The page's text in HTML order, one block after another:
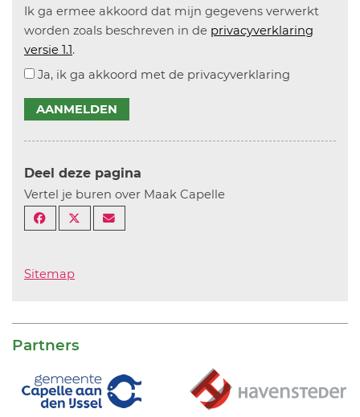
Ik ga ermee akkoord dat mijn gegevens verwerkt
worden zoals beschreven in de privacyverklaring
versie 1.1.
Ja, ik ga akkoord met de privacyverklaring
AANMELDEN
Deel deze pagina
Vertel je buren over Maak Capelle
Sitemap
Partners